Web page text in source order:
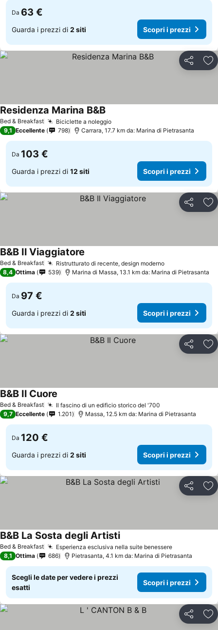
Da 63 €
Guarda i prezzi di 2 siti Scopri i prezzi
Condividi
Bed & Breakfast Biciclette a noleggio
Residenza Marina B&B
9,1 Eccellente 798 Carrara, 17.7 km da: Marina di Pietrasanta
Da 103 €
Guarda i prezzi di 12 siti Scopri i prezzi
Condividi
Bed & Breakfast Ristrutturato di recente, design moderno
B&B Il Viaggiatore
8,4 Ottima 539 Marina di Massa, 13.1 km da: Marina di Pietrasanta
Da 97 €
Guarda i prezzi di 2 siti Scopri i prezzi
Condividi
Bed & Breakfast Il fascino di un edificio storico del '700
B&B Il Cuore
9,7 Eccellente 1.201 Massa, 12.5 km da: Marina di Pietrasanta
Da 120 €
Guarda i prezzi di 2 siti Scopri i prezzi
Condividi
Bed & Breakfast Esperienza esclusiva nella suite benessere
B&B La Sosta degli Artisti
8,1 Ottima 686 Pietrasanta, 4.1 km da: Marina di Pietrasanta
Scegli le date per vedere i prezzi
esatti
Scopri i prezzi
Condividi